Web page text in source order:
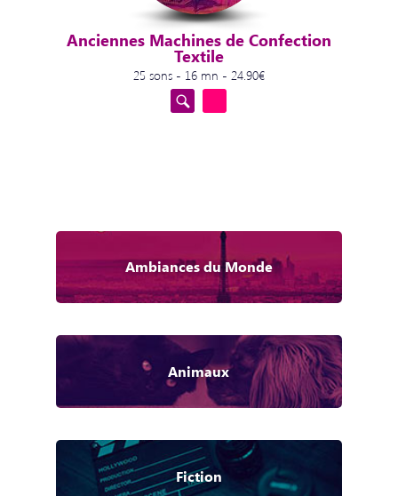
Anciennes Machines de Confection
Textile
25 sons - 16 mn - 24.90€
Ambiances du Monde
Animaux
Fiction